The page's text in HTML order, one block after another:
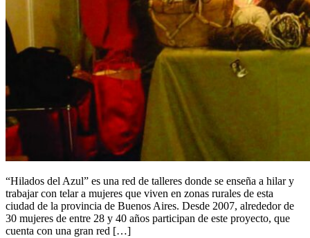
“Hilados del Azul” es una red de talleres donde se enseña a hilar y
trabajar con telar a mujeres que viven en zonas rurales de esta
ciudad de la provincia de Buenos Aires. Desde 2007, alrededor de
30 mujeres de entre 28 y 40 años participan de este proyecto, que
cuenta con una gran red […]